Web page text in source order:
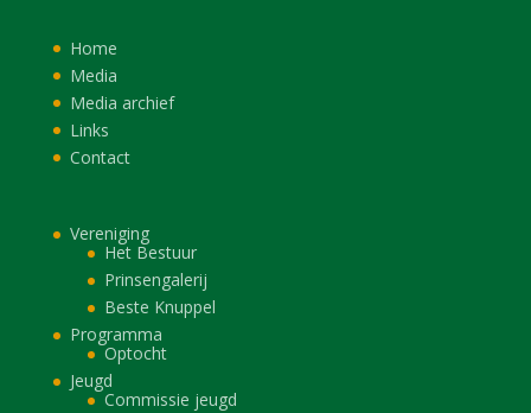
Home
Media
Media archief
Links
Contact
Vereniging
Het Bestuur
Prinsengalerij
Beste Knuppel
Programma
Optocht
Jeugd
Commissie jeugd